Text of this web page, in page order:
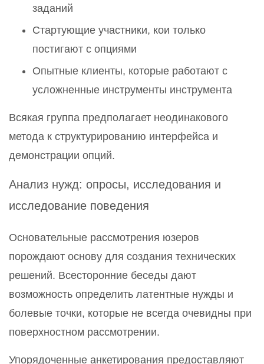
заданий
Стартующие участники, кои только
постигают с опциями
Опытные клиенты, которые работают с
усложненные инструменты инструмента
Всякая группа предполагает неодинакового
метода к структурированию интерфейса и
демонстрации опций.
Анализ нужд: опросы, исследования и
исследование поведения
Основательные рассмотрения юзеров
порождают основу для создания технических
решений. Всесторонние беседы дают
возможность определить латентные нужды и
болевые точки, которые не всегда очевидны при
поверхностном рассмотрении.
Упорядоченные анкетирования предоставляют